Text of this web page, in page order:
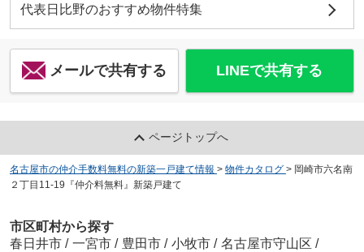
代表日比野のおすすめ物件特集
メールで共有する LINEで共有する
ページトップへ
名古屋市の仲介手数料無料の新築一戸建て情報 > 物件カタログ > 岡崎市六名南
２丁目11-19『仲介料無料』新築戸建て
市区町村から探す
春日井市 / 一宮市 / 豊田市 / 小牧市 / 名古屋市守山区 /